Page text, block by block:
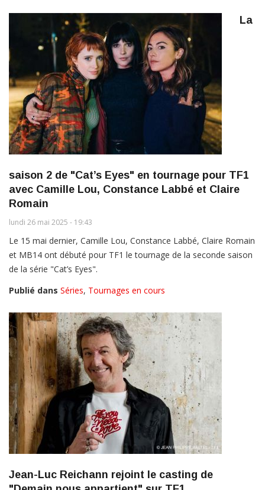
La
saison 2 de "Cat’s Eyes" en tournage pour TF1
avec Camille Lou, Constance Labbé et Claire
Romain
lundi 26 mai 2025 - 19:43
Le 15 mai dernier, Camille Lou, Constance Labbé, Claire Romain
et MB14 ont débuté pour TF1 le tournage de la seconde saison
de la série "Cat’s Eyes".
Publié dans Séries, Tournages en cours
Jean-Luc Reichann rejoint le casting de